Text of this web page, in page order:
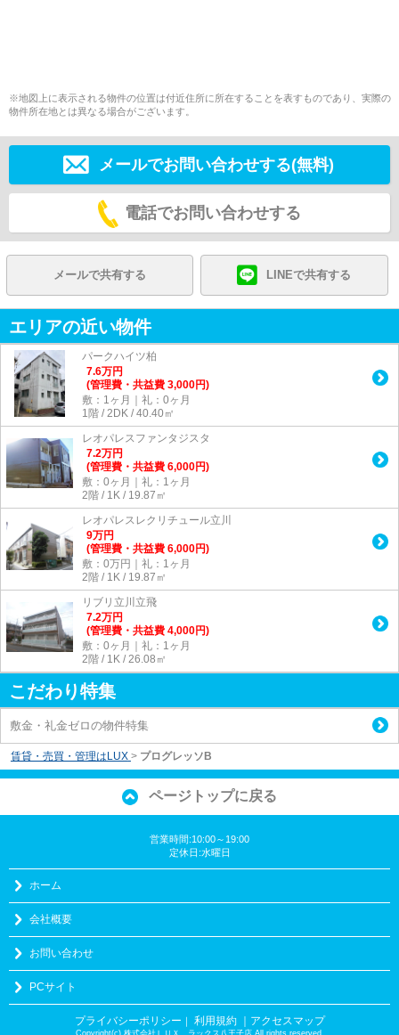
※地図上に表示される物件の位置は付近住所に所在することを表すものであり、実際の
物件所在地とは異なる場合がございます。
メールでお問い合わせする(無料)
電話でお問い合わせする
メールで共有する LINEで共有する
エリアの近い物件
パークハイツ柏
7.6万円
(管理費・共益費 3,000円)
敷：1ヶ月｜礼：0ヶ月
1階 / 2DK / 40.40㎡
レオパレスファンタジスタ
7.2万円
(管理費・共益費 6,000円)
敷：0ヶ月｜礼：1ヶ月
2階 / 1K / 19.87㎡
レオパレスレクリチュール立川
9万円
(管理費・共益費 6,000円)
敷：0万円｜礼：1ヶ月
2階 / 1K / 19.87㎡
リブリ立川立飛
7.2万円
(管理費・共益費 4,000円)
敷：0ヶ月｜礼：1ヶ月
2階 / 1K / 26.08㎡
こだわり特集
敷金・礼金ゼロの物件特集
賃貸・売買・管理はLUX > プログレッソB
ページトップに戻る
営業時間:10:00～19:00
定休日:水曜日
ホーム
会社概要
お問い合わせ
PCサイト
プライバシーポリシー ｜ 利用規約 ｜アクセスマップ
Copyright(c) 株式会社ＬＵＸ ラックス八王子店 All rights reserved.